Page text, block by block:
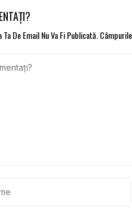
De Email Nu Va Fi Publicată.